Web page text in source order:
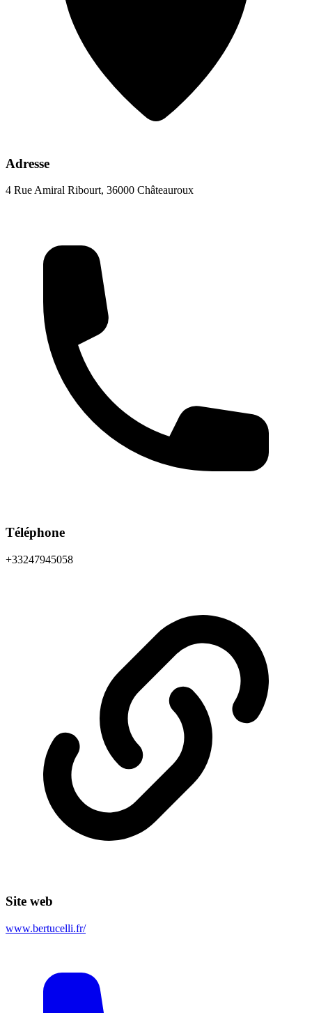
Adresse
4 Rue Amiral Ribourt, 36000 Châteauroux
Téléphone
+33247945058
Site web
www.bertucelli.fr/